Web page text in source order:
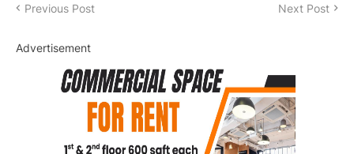
Previous Post Next Post
Advertisement